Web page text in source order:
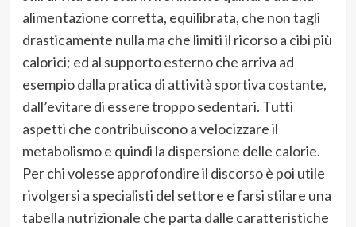
alimentazione corretta, equilibrata, che non tagli
drasticamente nulla ma che limiti il ricorso a cibi più
calorici; ed al supporto esterno che arriva ad
esempio dalla pratica di attività sportiva costante,
dall’evitare di essere troppo sedentari. Tutti
aspetti che contribuiscono a velocizzare il
metabolismo e quindi la dispersione delle calorie.
Per chi volesse approfondire il discorso è poi utile
rivolgersi a specialisti del settore e farsi stilare una
tabella nutrizionale che parta dalle caratteristiche